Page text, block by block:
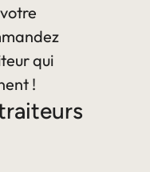
qui
!